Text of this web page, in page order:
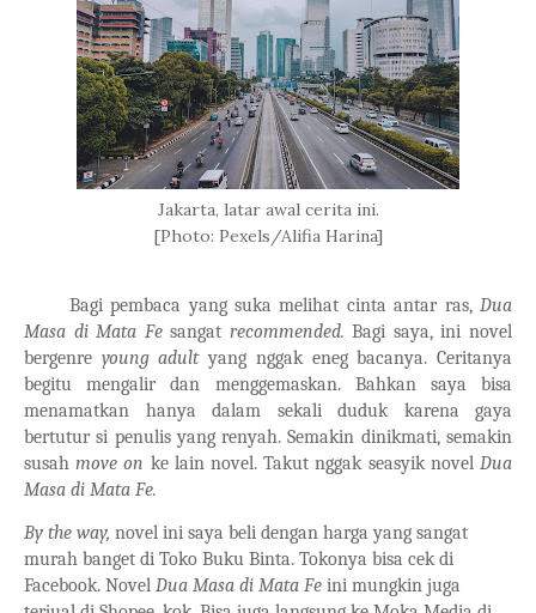
Jakarta, latar awal cerita ini.
[Photo: Pexels/Alifia Harina]
Bagi pembaca yang suka melihat cinta antar ras, Dua
Masa di Mata Fesangat recommended. Bagi saya, ini novel
bergenre young adultyang nggak eneg bacanya. Ceritanya
begitu mengalir dan menggemaskan. Bahkan saya bisa
menamatkan hanya dalam sekali duduk karena gaya
bertutur si penulis yang renyah. Semakin dinikmati, semakin
susahmove on ke lain novel. Takut nggak seasyik novelDua
Masa di Mata Fe.
By the way, novel ini saya beli dengan harga yang sangat
murah banget di Toko Buku Binta. Tokonya bisa cek di
Facebook. Novel Dua Masa di Mata Fe ini mungkin juga